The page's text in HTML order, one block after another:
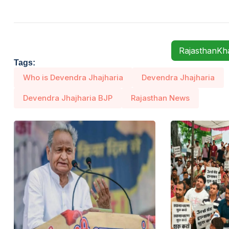
Tags:
Who is Devendra Jhajharia Devendra Jhajharia
Devendra Jhajharia BJP Rajasthan News